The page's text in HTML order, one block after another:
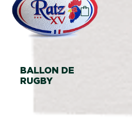
BALLON DE
RUGBY